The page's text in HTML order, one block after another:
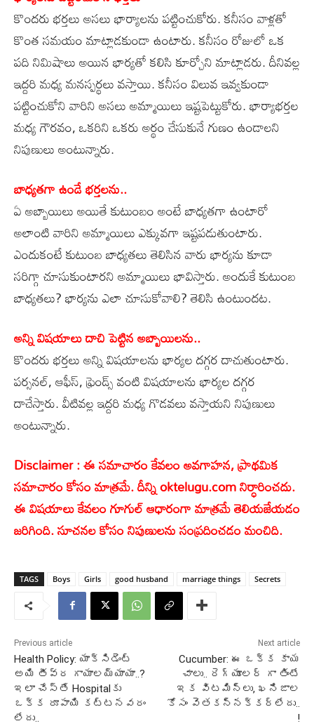
కొందరు భర్తలు అసలు భార్యాలను పట్టించుకోరు. కనీసం వాళ్లతో
కొంత సమయం మాట్లాడకుండా ఉంటారు. కనీసం రోజులో ఒక
పది నిమిషాలు అయిన భార్యతో కలిసి కూర్చోని మాట్లాడరు. దీనివల్ల
ఇద్దరి మధ్య మనస్పర్థలు వస్తాయి. కనీసం విలువ ఇవ్వకుండా
పట్టించుకోని వారిని అసలు అమ్మాయిలు ఇష్టపెట్టుకోరు. భార్యాభర్తల
మధ్య గౌరవం, ఒకరిని ఒకరు అర్థం చేసుకునే గుణం ఉండాలని
నిపుణులు అంటున్నారు.
బాధ్యతగా ఉండే భర్తలను..
ఏ అబ్బాయిలు అయితే కుటుంబం అంటే బాధ్యతగా ఉంటారో
అలాంటి వారిని అమ్మాయిలు ఎక్కువగా ఇష్టపడుతుంటారు.
ఎందుకంటే కుటుంబ బాధ్యతలు తెలిసిన వారు భార్యను కూడా
సరిగ్గా చూసుకుంటారని అమ్మాయిలు భావిస్తారు. అందుకే కుటుంబ
బాధ్యతలు? భార్యను ఎలా చూసుకోవాలి? తెలిసి ఉంటుందట.
అన్ని విషయాలు దాచి పెట్టిన అబ్బాయిలను..
కొందరు భర్తలు అన్ని విషయాలను భార్యల దగ్గర దాచుతుంటారు.
పర్సనల్, ఆఫీస్, ఫ్రెండ్స్ వంటి విషయాలను భార్యల దగ్గర
దాచేస్తారు. వీటివల్ల ఇద్దరి మధ్య గొడవలు వస్తాయని నిపుణులు
అంటున్నారు.
Disclaimer : ఈ సమాచారం కేవలం అవగాహన, ప్రాథమిక
సమాచారం కోసం మాత్రమే. దీన్ని oktelugu.com నిర్ధారించదు.
ఈ విషయాలు కేవలం గూగుల్ ఆధారంగా మాత్రమే తెలియజేయడం
జరిగింది. సూచనల కోసం నిపుణులను సంప్రదించడం మంచిది.
TAGS Boys Girls good husband marriage things Secrets
Previous article
Health Policy: యాక్సిడెంట్
అయి తీవ్ర గాయాలయ్యాయా..?
ఇలా చేస్తే Hospitalకు
ఒక్క రూపాయి కట్టనవరం
లేదు..
Next article
Cucumber: ఈ ఒక్క కాయ
చాలు.. రెగ్యూలర్ గా తింటే
ఇక విటమిన్లు, ఖనిజాల
కోసం వెతకన్నక్కర్లేదు..
!